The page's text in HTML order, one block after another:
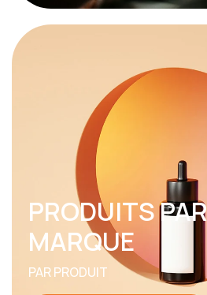
PRODUITS PAR
MARQUE
PAR PRODUIT